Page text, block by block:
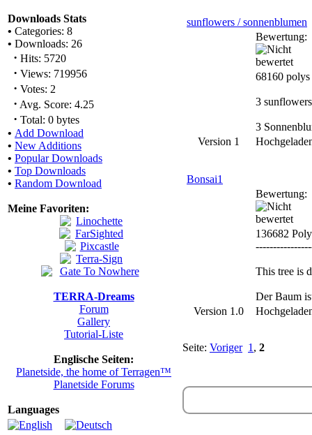
Downloads Stats
• Categories: 8
• Downloads: 26
· Hits: 5720
· Views: 719956
· Votes: 2
· Avg. Score: 4.25
· Total: 0 bytes
• Add Download
• New Additions
• Popular Downloads
• Top Downloads
• Random Download
Meine Favoriten:
TERRA-Dreams
Forum
Gallery
Tutorial-Liste
Englische Seiten:
Planetside, the home of Terragen™
Planetside Forums
Languages
sunflowers / sonnenblumen
Bewertung:
68160 polys
3
3
Version 1
Bonsai1
Bewertung:
136682
This tree is
Der Baum
Version 1.0
Seite: Voriger 1 , 2